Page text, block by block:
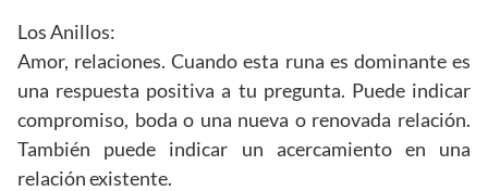
Los Anillos:
Amor, relaciones. Cuando esta runa es dominante es
una respuesta positiva a tu pregunta. Puede indicar
compromiso, boda o una nueva o renovada relación.
También puede indicar un acercamiento en una
relación existente.